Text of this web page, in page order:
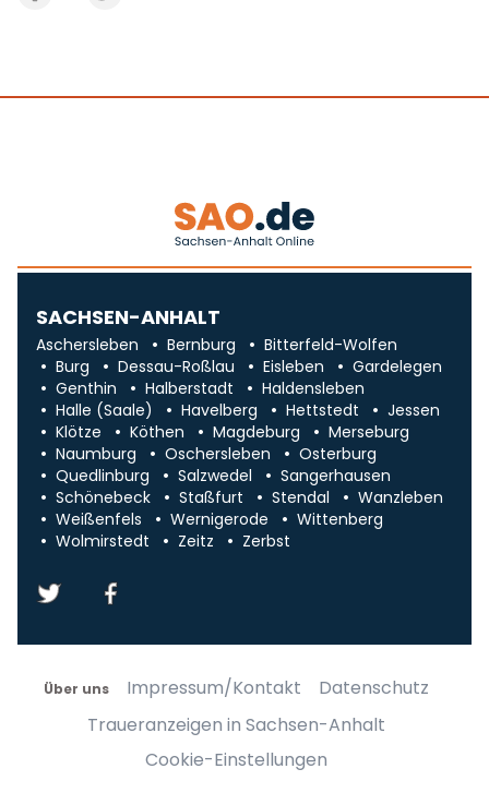
SACHSEN-ANHALT
Aschersleben Bernburg
Bitterfeld-Wolfen
Burg
Dessau-Roßlau Eisleben
Gardelegen
Genthin
Halberstadt
Haldensleben
Halle (Saale)
Havelberg Hettstedt
Jessen
Klötze
Köthen Magdeburg
Merseburg
Naumburg
Oschersleben
Osterburg
Quedlinburg
Salzwedel
Sangerhausen
Schönebeck
Staßfurt Stendal
Wanzleben
Weißenfels
Wernigerode
Wittenberg
Wolmirstedt
Zeitz Zerbst
Über uns Impressum/Kontakt
Datenschutz
Traueranzeigen in Sachsen-Anhalt
Cookie-Einstellungen